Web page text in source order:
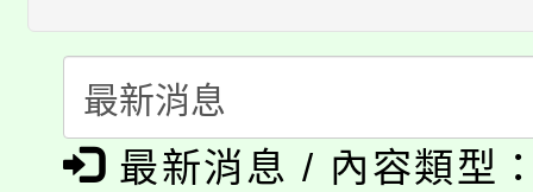
會
115年食農教育專業人
程
「本色祭」8/29、30在
場熱烈登場!
8/21下午1時於龍潭區
最新消息 / 內容類型